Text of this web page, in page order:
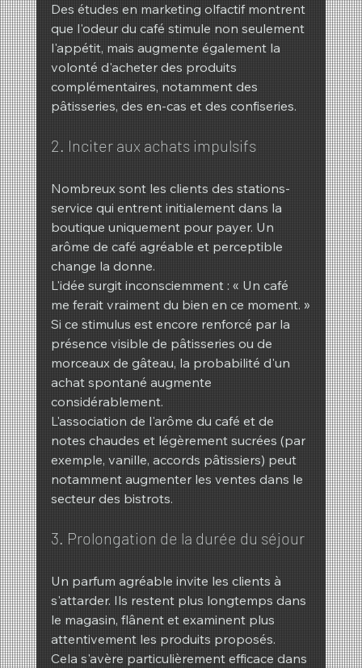
Des études en marketing olfactif montrent
que l'odeur du café stimule non seulement
l'appétit, mais augmente également la
volonté d'acheter des produits
complémentaires, notamment des
pâtisseries, des en-cas et des confiseries.
2. Inciter aux achats impulsifs
Nombreux sont les clients des stations-
service qui entrent initialement dans la
boutique uniquement pour payer. Un
arôme de café agréable et perceptible
change la donne.
L'idée surgit inconsciemment : « Un café
me ferait vraiment du bien en ce moment. »
Si ce stimulus est encore renforcé par la
présence visible de pâtisseries ou de
morceaux de gâteau, la probabilité d'un
achat spontané augmente
considérablement.
L'association de l'arôme du café et de
notes chaudes et légèrement sucrées (par
exemple, vanille, accords pâtissiers) peut
notamment augmenter les ventes dans le
secteur des bistrots.
3. Prolongation de la durée du séjour
Un parfum agréable invite les clients à
s'attarder. Ils restent plus longtemps dans
le magasin, flânent et examinent plus
attentivement les produits proposés.
Cela s'avère particulièrement efficace dans